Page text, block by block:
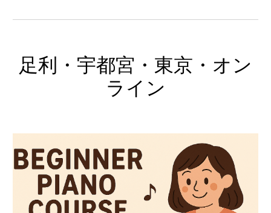
足利・宇都宮・東京・オン
ライン